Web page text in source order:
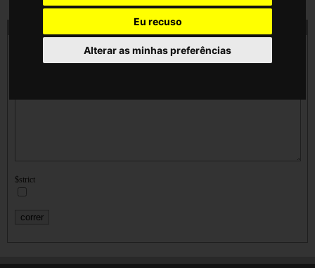
Eu recuso
Alterar as minhas preferências
$strict